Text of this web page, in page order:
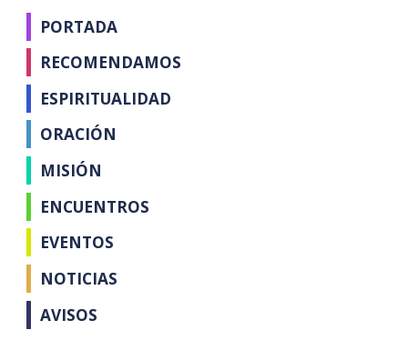
PORTADA
RECOMENDAMOS
ESPIRITUALIDAD
ORACIÓN
MISIÓN
ENCUENTROS
EVENTOS
NOTICIAS
AVISOS